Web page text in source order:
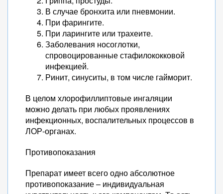
В случае бронхита или пневмонии.
При фарингите.
При ларингите или трахеите.
Заболевания носоглотки,
спровоцированные стафилококковой
инфекцией.
Ринит, синуситы, в том числе гайморит.
В целом хлорофиллиптовые ингаляции
можно делать при любых проявлениях
инфекционных, воспалительных процессов в
ЛОР-органах.
Противопоказания
Препарат имеет всего одно абсолютное
противопоказание – индивидуальная